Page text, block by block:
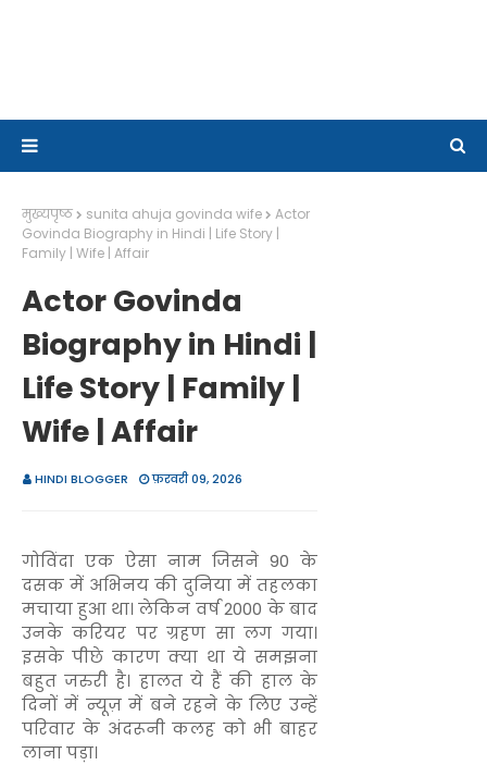
मुख्यपृष्ठ sunita ahuja govinda wife
Actor
Govinda Biography in Hindi | Life Story |
Family | Wife | Affair
Actor Govinda
Biography in Hindi |
Life Story | Family |
Wife | Affair
HINDI BLOGGER फ़रवरी 09, 2026
गोविंदा एक ऐसा नाम जिसने 90 के
दसक में अभिनय की दुनिया में तहलका
मचाया हुआ था। लेकिन वर्ष 2000 के बाद
उनके करियर पर ग्रहण सा लग गया।
इसके पीछे कारण क्या था ये समझना
बहुत जरुरी है। हालत ये हैं की हाल के
दिनों में न्यूज़ में बने रहने के लिए उन्हें
परिवार के अंदरूनी कलह को भी बाहर
लाना पड़ा।